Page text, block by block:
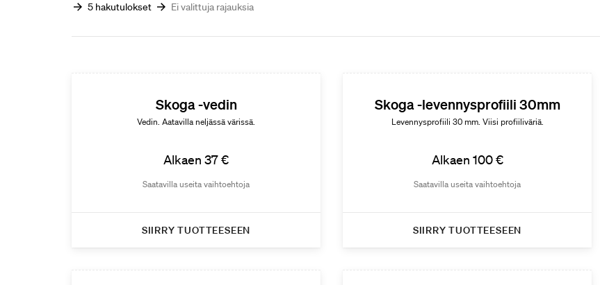
5 hakutulokset Ei valittuja rajauksia
Skoga -vedin
Vedin. Aatavilla neljässä värissä.
Alkaen 37 €
Saatavilla useita vaihtoehtoja
SIIRRY TUOTTEESEEN
Skoga -levennysprofiili 30mm
Levennysprofiili 30 mm. Viisi profiiliväriä.
Alkaen 100 €
Saatavilla useita vaihtoehtoja
SIIRRY TUOTTEESEEN